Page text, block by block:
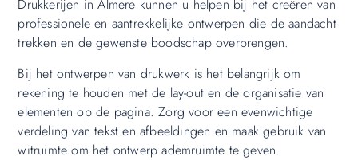
Drukkerijen in Almere kunnen u helpen bij het creëren van
professionele en aantrekkelijke ontwerpen die de aandacht
trekken en de gewenste boodschap overbrengen.
Bij het ontwerpen van drukwerk is het belangrijk om
rekening te houden met de lay-out en de organisatie van
elementen op de pagina. Zorg voor een evenwichtige
verdeling van tekst en afbeeldingen en maak gebruik van
witruimte om het ontwerp ademruimte te geven.